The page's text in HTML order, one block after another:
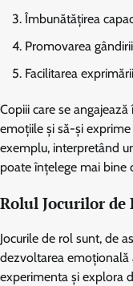
Îmbunătățirea
Promovarea
Facilitarea
Copiii care se
emoțiile și să-și
exemplu, interpretând
poate înțelege mai bine
Rolul Jocurilor de
Jocurile de rol sunt, de
dezvoltarea emoțională
experimenta și explora